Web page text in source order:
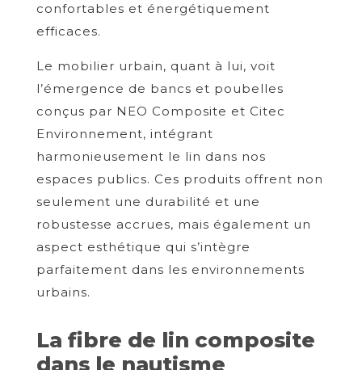
confortables et énergétiquement
efficaces.
Le mobilier urbain, quant à lui, voit
l’émergence de bancs et poubelles
conçus par NEO Composite et Citec
Environnement, intégrant
harmonieusement le lin dans nos
espaces publics. Ces produits offrent non
seulement une durabilité et une
robustesse accrues, mais également un
aspect esthétique qui s’intègre
parfaitement dans les environnements
urbains.
La fibre de lin composite
dans le nautisme